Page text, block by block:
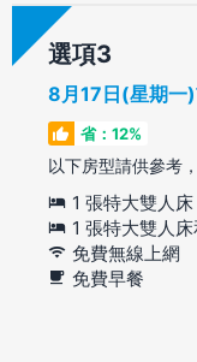
選項
8月17日(星期一
省：12%
以下房型請供參考
1 張特大雙人床
1 張特大雙人
免費無線上網
免費早餐